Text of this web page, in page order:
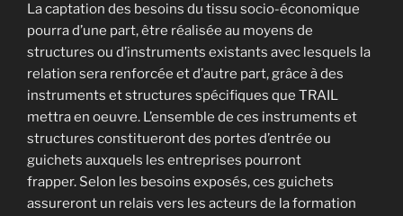
La captation des besoins du tissu socio-économique
pourra d’une part, être réalisée au moyens de
structures ou d’instruments existants avec lesquels la
relation sera renforcée et d’autre part, grâce à des
instruments et structures spécifiques que TRAIL
mettra en oeuvre. L’ensemble de ces instruments et
structures constitueront des portes d’entrée ou
guichets auxquels les entreprises pourront
frapper. Selon les besoins exposés, ces guichets
assureront un relais vers les acteurs de la formation